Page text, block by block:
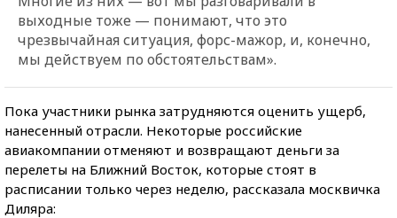
выходные тоже — понимают, что это
чрезвычайная ситуация, форс-мажор, и, конечно,
мы действуем по обстоятельствам».
Пока участники рынка затрудняются оценить ущерб,
нанесенный отрасли. Некоторые российские
авиакомпании отменяют и возвращают деньги за
перелеты на Ближний Восток, которые стоят в
расписании только через неделю, рассказала москвичка
Диляра: